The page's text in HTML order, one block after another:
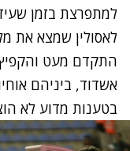
למתפרצת בזמן
לאסולין שמצא את
התקדם מעט והקפיץ
אשדוד, ביניהם
בטענות מדוע לא